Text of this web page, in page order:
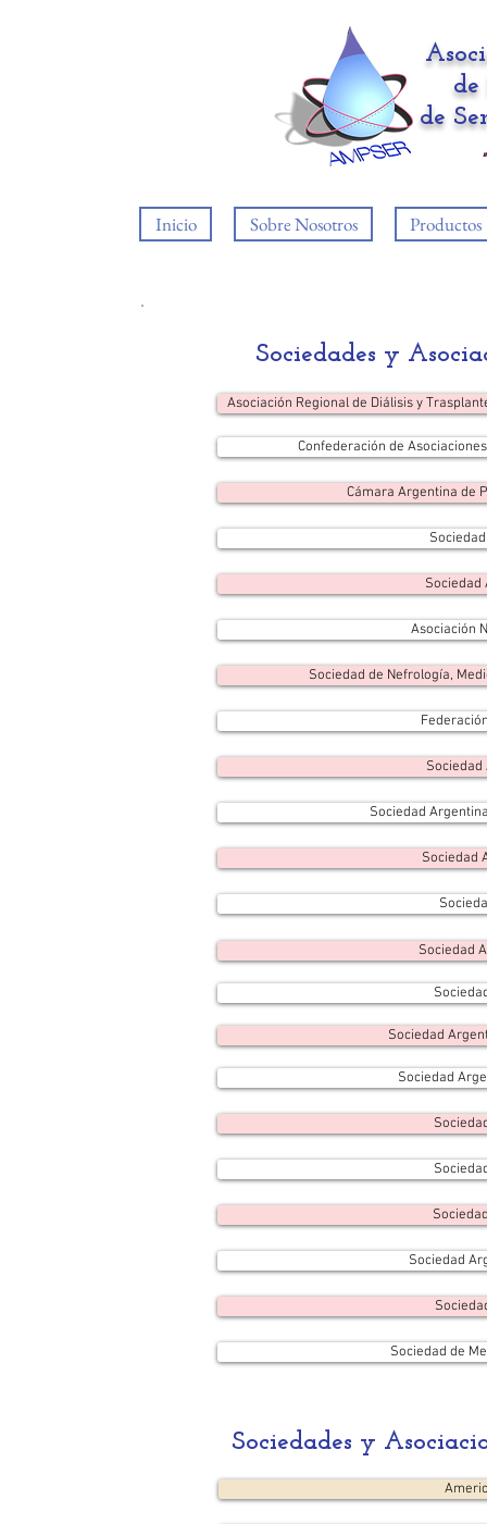
de
de
Inicio Sobre Nosotros Productos
Sociedades y
Asociación Regional de Diálisis y
Confederación de
Cámara Argentina de
Sociedad
Asociación
Sociedad de Nefrología,
Sociedad
Sociedad
Sociedad
Sociedad
Sociedad
Sociedad
Sociedad de
Sociedades y